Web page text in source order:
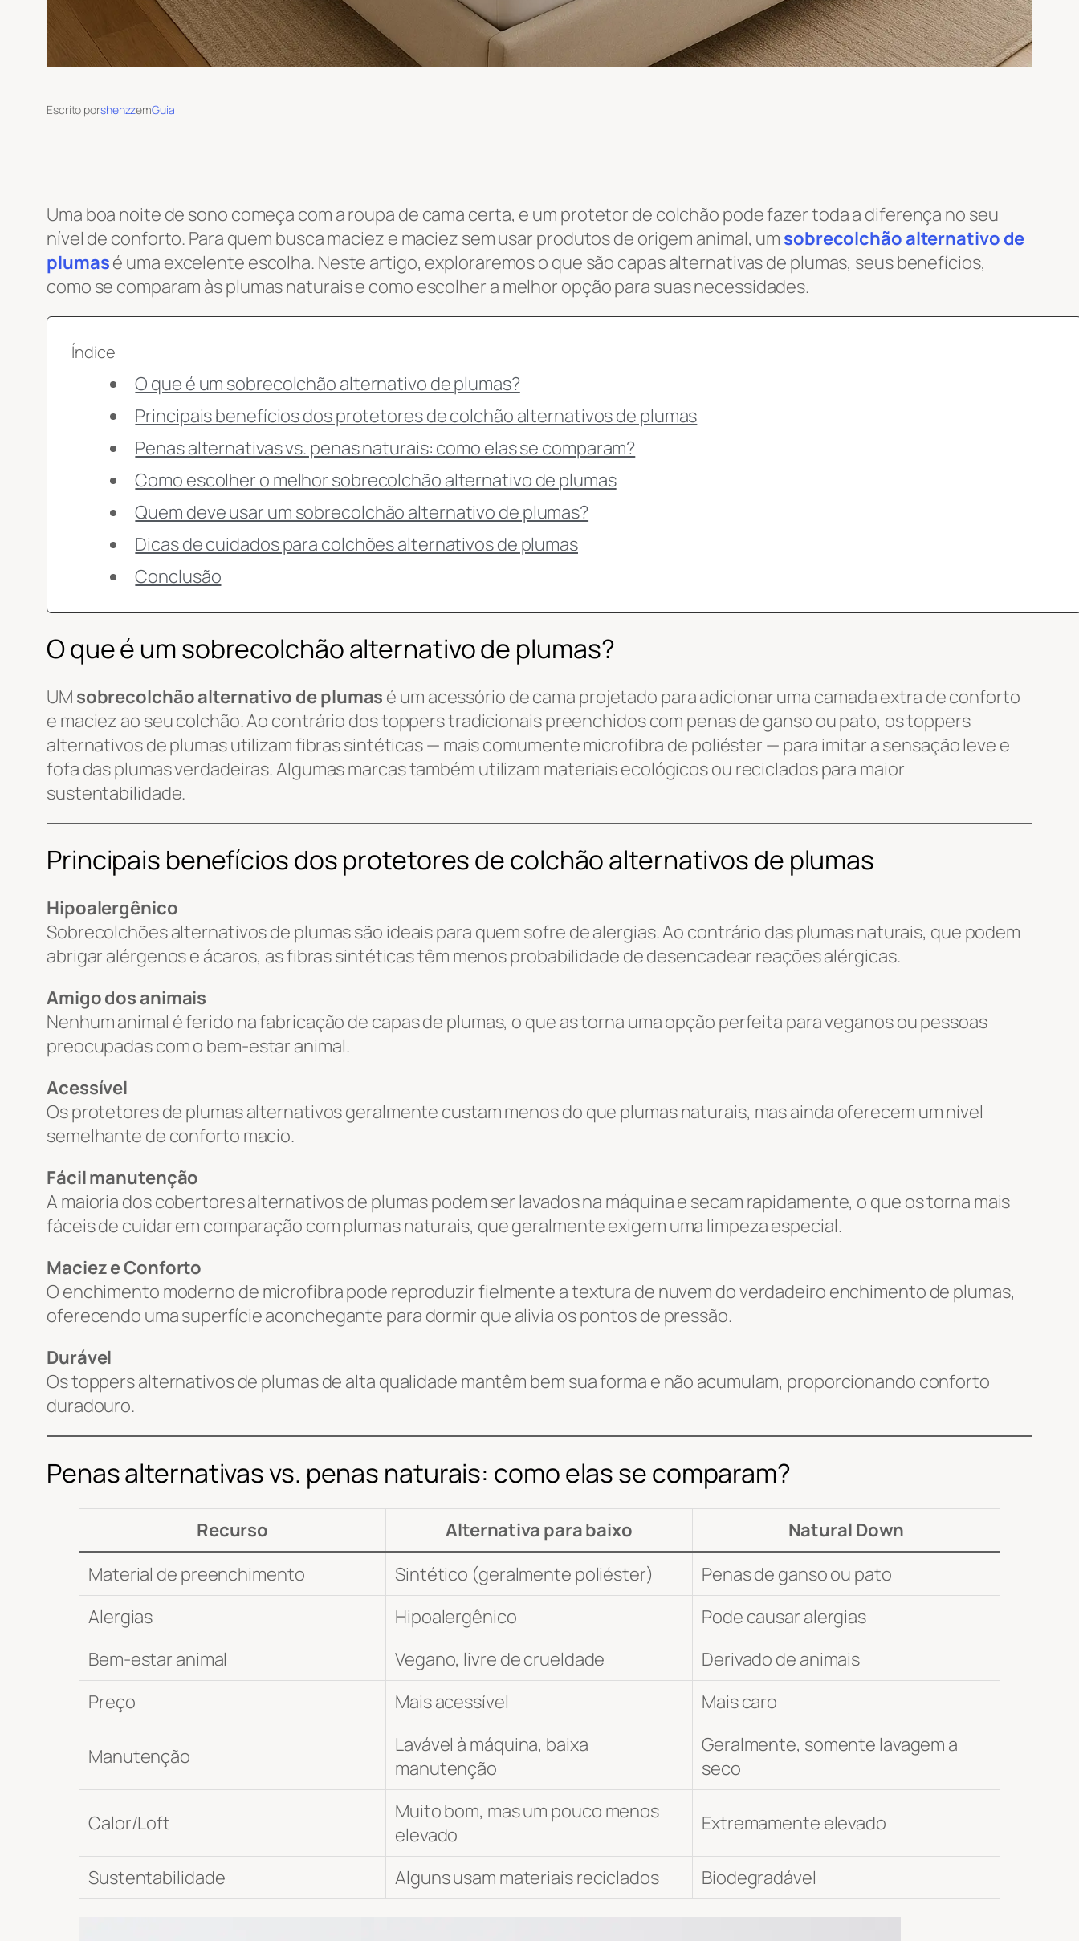
Escrito porshenzzemGuia
Uma boa noite de sono começa com a roupa de cama certa, e um protetor de colchão pode fazer toda a diferença no seu
nível de conforto. Para quem busca maciez e maciez sem usar produtos de origem animal, um sobrecolchão alternativo de
plumasé uma excelente escolha. Neste artigo, exploraremos o que são capas alternativas de plumas, seus benefícios,
como se comparam às plumas naturais e como escolher a melhor opção para suas necessidades.
Índice
O que é um sobrecolchão alternativo de plumas?
Principais benefícios dos protetores de colchão alternativos de plumas
Penas alternativas vs. penas naturais: como elas se comparam?
Como escolher o melhor sobrecolchão alternativo de plumas
Quem deve usar um sobrecolchão alternativo de plumas?
Dicas de cuidados para colchões alternativos de plumas
Conclusão
O que é um sobrecolchão alternativo de plumas?
UM sobrecolchão alternativo de plumas é um acessório de cama projetado para adicionar uma camada extra de conforto
e maciez ao seu colchão. Ao contrário dos toppers tradicionais preenchidos com penas de ganso ou pato, os toppers
alternativos de plumas utilizam fibras sintéticas — mais comumente microfibra de poliéster — para imitar a sensação leve e
fofa das plumas verdadeiras. Algumas marcas também utilizam materiais ecológicos ou reciclados para maior
sustentabilidade.
Principais benefícios dos protetores de colchão alternativos de plumas
Hipoalergênico
Sobrecolchões alternativos de plumas são ideais para quem sofre de alergias. Ao contrário das plumas naturais, que podem
abrigar alérgenos e ácaros, as fibras sintéticas têm menos probabilidade de desencadear reações alérgicas.
Amigo dos animais
Nenhum animal é ferido na fabricação de capas de plumas, o que as torna uma opção perfeita para veganos ou pessoas
preocupadas com o bem-estar animal.
Acessível
Os protetores de plumas alternativos geralmente custam menos do que plumas naturais, mas ainda oferecem um nível
semelhante de conforto macio.
Fácil manutenção
A maioria dos cobertores alternativos de plumas podem ser lavados na máquina e secam rapidamente, o que os torna mais
fáceis de cuidar em comparação com plumas naturais, que geralmente exigem uma limpeza especial.
Maciez e Conforto
O enchimento moderno de microfibra pode reproduzir fielmente a textura de nuvem do verdadeiro enchimento de plumas,
oferecendo uma superfície aconchegante para dormir que alivia os pontos de pressão.
Durável
Os toppers alternativos de plumas de alta qualidade mantêm bem sua forma e não acumulam, proporcionando conforto
duradouro.
Penas alternativas vs. penas naturais: como elas se comparam?
Recurso Alternativa para baixo
Natural Down
Material de preenchimento
Sintético (geralmente poliéster)
Penas de ganso ou pato
Alergias
Hipoalergênico
Pode causar alergias
Bem-estar animal
Vegano, livre de crueldade
Derivado de animais
Preço
Mais acessível Mais caro
Manutenção
Lavável à máquina, baixa
manutenção
Geralmente, somente lavagem a
seco
Calor/Loft
Muito bom, mas um pouco menos
elevado
Extremamente elevado
Sustentabilidade Alguns usam materiais reciclados Biodegradável